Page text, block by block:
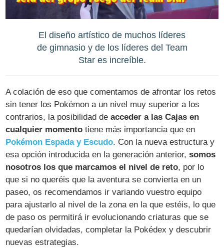
El diseño artístico de muchos líderes
de gimnasio y de los líderes del Team
Star es increíble.
A colación de eso que comentamos de afrontar los retos
sin tener los Pokémon a un nivel muy superior a los
contrarios, la posibilidad deacceder a las Cajas en
cualquier momento tiene más importancia que en
Pokémon Espada y Escudo. Con la nueva estructura y
esa opción introducida en la generación anterior,somos
nosotros los que marcamos el nivel de reto, por lo
que si no queréis que la aventura se convierta en un
paseo, os recomendamos ir variando vuestro equipo
para ajustarlo al nivel de la zona en la que estéis, lo que
de paso os permitirá ir evolucionando criaturas que se
quedarían olvidadas, completar la Pokédex y descubrir
nuevas estrategias.